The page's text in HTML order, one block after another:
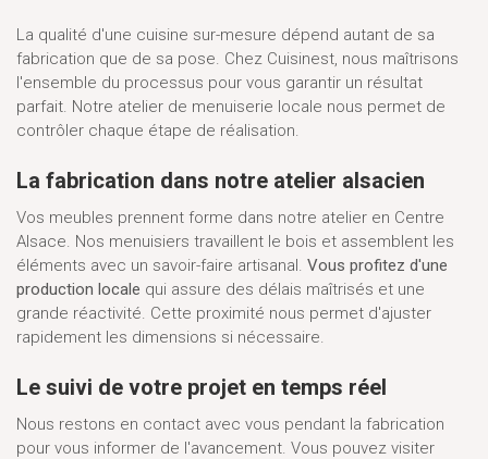
La qualité d'une cuisine sur-mesure dépend autant de sa
fabrication que de sa pose. Chez Cuisinest, nous maîtrisons
l'ensemble du processus pour vous garantir un résultat
parfait. Notre atelier de menuiserie locale nous permet de
contrôler chaque étape de réalisation.
La fabrication dans notre atelier alsacien
Vos meubles prennent forme dans notre atelier en Centre
Alsace. Nos menuisiers travaillent le bois et assemblent les
éléments avec un savoir-faire artisanal. Vous profitez d'une
production locale qui assure des délais maîtrisés et une
grande réactivité. Cette proximité nous permet d'ajuster
rapidement les dimensions si nécessaire.
Le suivi de votre projet en temps réel
Nous restons en contact avec vous pendant la fabrication
pour vous informer de l'avancement. Vous pouvez visiter